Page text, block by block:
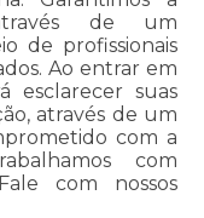
de um
de profissionais
Ao entrar em
esclarecer suas
através de um
com a
com
com nossos